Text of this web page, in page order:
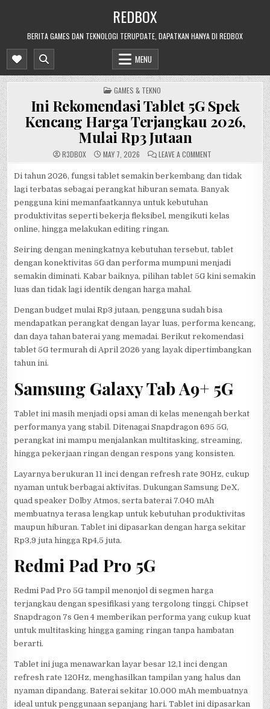
REDBOX
BERITA GAMES DAN TEKNOLOGI TERUPDATE, DAPATKAN HANYA DI REDBOX
MENU
POSTED
IN
GAMES & TEKNO
Ini Rekomendasi Tablet 5G Spek
Kencang Harga Terjangkau 2026,
Mulai Rp3 Jutaan
R3DB0X MAY 7, 2026 LEAVE A COMMENTON
TABLET
SPEK
TERJANGKAU
2026,
Di tahun 2026, fungsi tablet semakin berkembang dan tidak
lagi terbatas sebagai perangkat hiburan semata. Banyak
pengguna kini memanfaatkannya untuk kebutuhan
produktivitas seperti bekerja fleksibel, mengikuti kelas
online, hingga melakukan editing ringan.
Seiring dengan meningkatnya kebutuhan tersebut, tablet
dengan konektivitas 5G dan performa mumpuni menjadi
semakin diminati. Kabar baiknya, pilihan tablet 5G kini semakin
luas dan tidak lagi identik dengan harga mahal.
Dengan budget mulai Rp3 jutaan, pengguna sudah bisa
mendapatkan perangkat dengan layar luas, performa kencang,
dan daya tahan baterai yang memadai. Berikut rekomendasi
tablet 5G termurah di April 2026 yang layak dipertimbangkan
tahun ini.
Samsung Galaxy Tab A9+ 5G
Tablet ini masih menjadi opsi aman di kelas menengah berkat
performanya yang stabil. Ditenagai Snapdragon 695 5G,
perangkat ini mampu menjalankan multitasking, streaming,
hingga pekerjaan ringan dengan respons yang konsisten.
Layarnya berukuran 11 inci dengan refresh rate 90Hz, cukup
nyaman untuk berbagai aktivitas. Dukungan Samsung DeX,
quad speaker Dolby Atmos, serta baterai 7.040 mAh
membuatnya terasa lengkap untuk kebutuhan produktivitas
maupun hiburan. Tablet ini dipasarkan dengan harga sekitar
Rp3,9 juta hingga Rp4,5 juta.
Redmi Pad Pro 5G
Redmi Pad Pro 5G tampil menonjol di segmen harga
terjangkau dengan spesifikasi yang tergolong tinggi. Chipset
Snapdragon 7s Gen 4 memberikan performa yang cukup kuat
untuk multitasking hingga gaming ringan tanpa hambatan
berarti.
Tablet ini juga menawarkan layar besar 12,1 inci dengan
refresh rate 120Hz, menghasilkan tampilan yang halus dan
nyaman dipandang. Baterai sekitar 10.000 mAh membuatnya
ideal untuk penggunaan sepanjang hari. Tablet ini dipasarkan